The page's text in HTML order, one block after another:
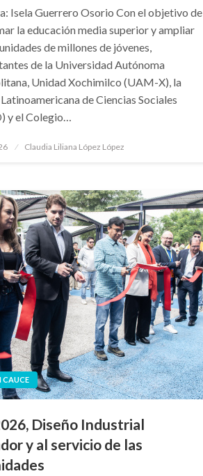
Isela Guerrero Osorio Con el objetivo de
la educación media superior y ampliar
de millones de jóvenes,
de la Universidad Autónoma
Unidad Xochimilco (UAM-X), la
de Ciencias Sociales
y el Colegio…
Claudia Liliana López López
CAUCE
Diseño Industrial
y al servicio de las